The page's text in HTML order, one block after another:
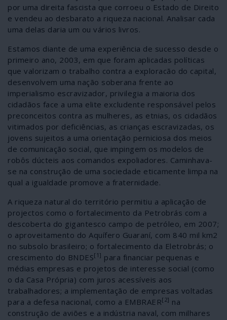
por uma direita fascista que corroeu o Estado de Direito
e vendeu ao desbarato a riqueza nacional. Analisar cada
uma delas daria um ou vários livros.
Estamos diante de uma experiência de sucesso desde o
primeiro ano, 2003, em que foram aplicadas políticas
que valorizam o trabalho contra a exploracão do capital,
desenvolvem uma nação soberana frente ao
imperialismo escravizador, privilegia a maioria dos
cidadãos face a uma elite excludente responsável pelos
preconceitos contra as mulheres, as etnias, os cidadãos
vitimados por deficiências, as crianças escravizadas, os
jovens sujeitos a uma orientação perniciosa dos meios
de comunicação social, que impingem os modelos de
robôs dúcteis aos comandos expoliadores. Caminhava-
se na construção de uma sociedade eticamente limpa na
qual a igualdade promove a fraternidade.
A riqueza natural do território permitiu a aplicação de
projectos como o fortalecimento da Petrobrás com a
descoberta do gigantesco campo de petróleo, em 2007;
o aproveitamento do Aquífero Guaraní, com 840 mil km2
no subsolo brasileiro; o fortalecimento da Eletrobrás; o
crescimento do BNDES[1] para financiar pequenas e
médias empresas e projetos de interesse social (como
o da Casa Própria) com juros acessíveis aos
trabalhadores; a implementação de empresas voltadas
para a defesa nacional, como a EMBRAER[2] na
construção de aviões e a indústria naval, com milhares